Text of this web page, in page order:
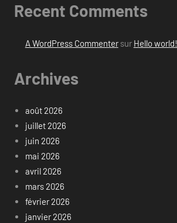
Recent Comments
A WordPress Commentersur Hello world!
Archives
août 2026
juillet 2026
juin 2026
mai 2026
avril 2026
mars 2026
février 2026
janvier 2026